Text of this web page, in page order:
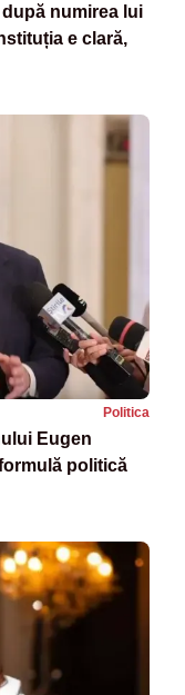
numirea lui
e clară,
Politica
Eugen
politică